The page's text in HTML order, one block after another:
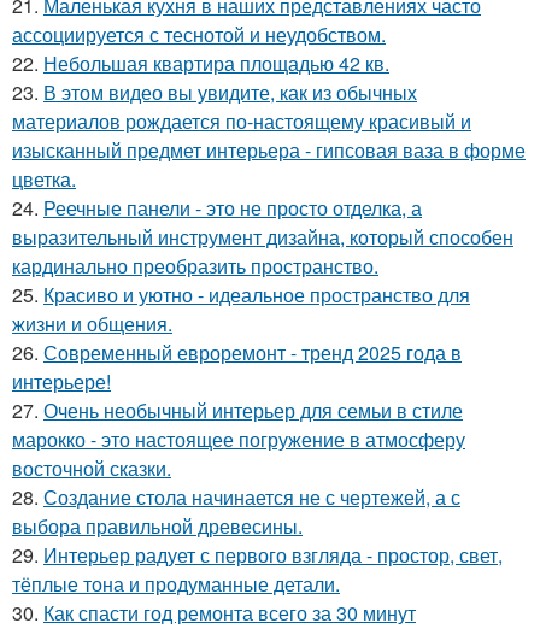
21. Маленькая кухня в наших представлениях часто
ассоциируется с теснотой и неудобством.
22. Небольшая квартира площадью 42 кв.
23. В этом видео вы увидите, как из обычных
материалов рождается по-настоящему красивый и
изысканный предмет интерьера - гипсовая ваза в форме
цветка.
24. Реечные панели - это не просто отделка, а
выразительный инструмент дизайна, который способен
кардинально преобразить пространство.
25. Красиво и уютно - идеальное пространство для
жизни и общения.
26. Современный евроремонт - тренд 2025 года в
интерьере!
27. Очень необычный интерьер для семьи в стиле
марокко - это настоящее погружение в атмосферу
восточной сказки.
28. Создание стола начинается не с чертежей, а с
выбора правильной древесины.
29. Интерьер радует с первого взгляда - простор, свет,
тёплые тона и продуманные детали.
30. Как спасти год ремонта всего за 30 минут